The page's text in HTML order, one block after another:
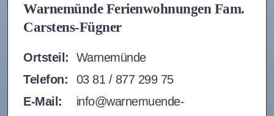
Warnemünde Ferienwohnungen Fam.
Carstens-Fügner
Ortsteil:
Warnemünde
Telefon:
03 81 / 877 299 75
E-Mail:
info@warnemuende-